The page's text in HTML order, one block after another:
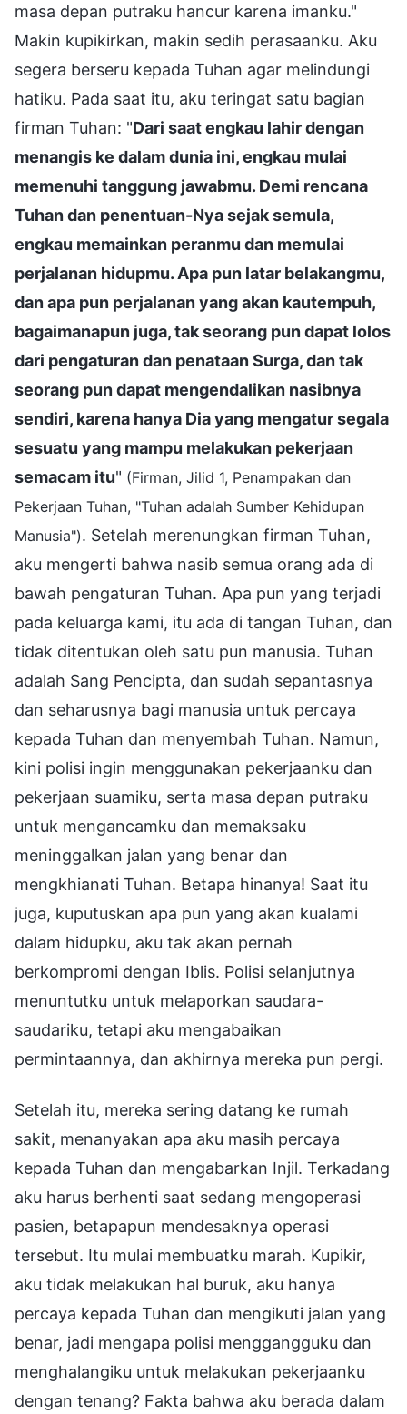
masa depan putraku hancur karena imanku."
Makin kupikirkan, makin sedih perasaanku. Aku
segera berseru kepada Tuhan agar melindungi
hatiku. Pada saat itu, aku teringat satu bagian
firman Tuhan: "Dari saat engkau lahir dengan
menangis ke dalam dunia ini, engkau mulai
memenuhi tanggung jawabmu. Demi rencana
Tuhan dan penentuan-Nya sejak semula,
engkau memainkan peranmu dan memulai
perjalanan hidupmu. Apa pun latar belakangmu,
dan apa pun perjalanan yang akan kautempuh,
bagaimanapun juga, tak seorang pun dapat lolos
dari pengaturan dan penataan Surga, dan tak
seorang pun dapat mengendalikan nasibnya
sendiri, karena hanya Dia yang mengatur segala
sesuatu yang mampu melakukan pekerjaan
semacam itu" (Firman, Jilid 1, Penampakan dan
Pekerjaan Tuhan, "Tuhan adalah Sumber Kehidupan
Manusia"). Setelah merenungkan firman Tuhan,
aku mengerti bahwa nasib semua orang ada di
bawah pengaturan Tuhan. Apa pun yang terjadi
pada keluarga kami, itu ada di tangan Tuhan, dan
tidak ditentukan oleh satu pun manusia. Tuhan
adalah Sang Pencipta, dan sudah sepantasnya
dan seharusnya bagi manusia untuk percaya
kepada Tuhan dan menyembah Tuhan. Namun,
kini polisi ingin menggunakan pekerjaanku dan
pekerjaan suamiku, serta masa depan putraku
untuk mengancamku dan memaksaku
meninggalkan jalan yang benar dan
mengkhianati Tuhan. Betapa hinanya! Saat itu
juga, kuputuskan apa pun yang akan kualami
dalam hidupku, aku tak akan pernah
berkompromi dengan Iblis. Polisi selanjutnya
menuntutku untuk melaporkan saudara-
saudariku, tetapi aku mengabaikan
permintaannya, dan akhirnya mereka pun pergi.
Setelah itu, mereka sering datang ke rumah
sakit, menanyakan apa aku masih percaya
kepada Tuhan dan mengabarkan Injil. Terkadang
aku harus berhenti saat sedang mengoperasi
pasien, betapapun mendesaknya operasi
tersebut. Itu mulai membuatku marah. Kupikir,
aku tidak melakukan hal buruk, aku hanya
percaya kepada Tuhan dan mengikuti jalan yang
benar, jadi mengapa polisi menggangguku dan
menghalangiku untuk melakukan pekerjaanku
dengan tenang? Fakta bahwa aku berada dalam